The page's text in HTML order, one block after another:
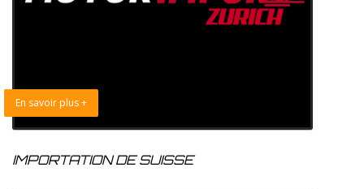
En savoir plus +
IMPORTATION DE SUISSE